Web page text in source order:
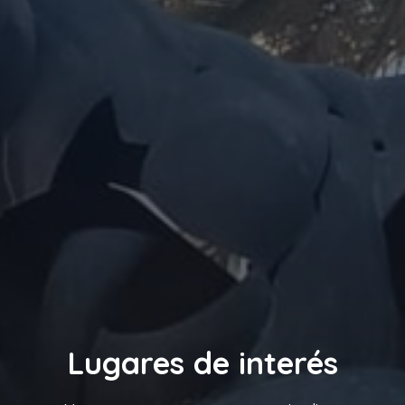
Lugares de interés